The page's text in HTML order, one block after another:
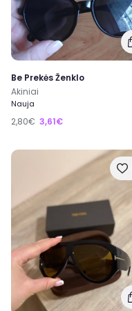
Be Prekės Ženklo
Akiniai
Nauja
2,80€ 3,61€